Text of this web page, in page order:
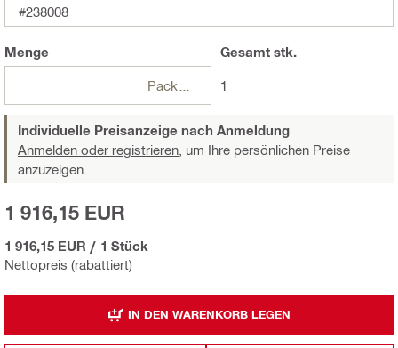
#238008
Menge
Packungen
Gesamtstk.
1
Individuelle Preisanzeige nach Anmeldung
Anmelden oder registrieren, um Ihre persönlichen Preise
anzuzeigen.
Nettopreis (rabattiert)
1 916,15 EUR
1 916,15 EUR / 1 Stück
IN DEN WARENKORB LEGEN